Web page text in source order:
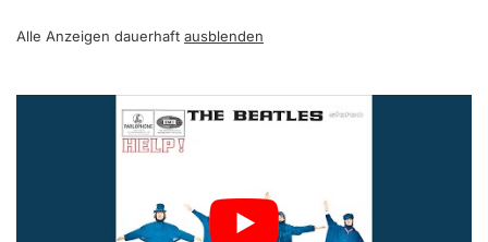
Alle Anzeigen dauerhaft ausblenden